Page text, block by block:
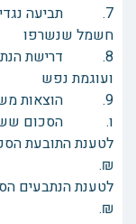
7. תביעה נגדית
חשמל שנשרפו
8. דרישת
ועוגמת נפש
9. הוצאות משפט
ו. הסכום
₪.
₪.